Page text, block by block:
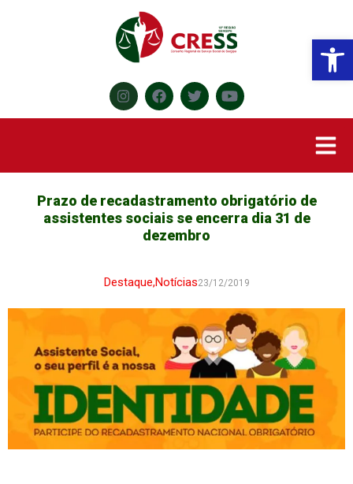
Prazo de recadastramento obrigatório de
assistentes sociais se encerra dia 31 de
dezembro
Destaque,Notícias23/12/2019